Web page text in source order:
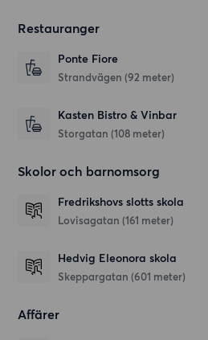
Restauranger
Ponte Fiore
Strandvägen (92 meter)
Kasten Bistro & Vinbar
Storgatan (108 meter)
Skolor och barnomsorg
Fredrikshovs slotts skola
Lovisagatan (161 meter)
Hedvig Eleonora skola
Skeppargatan (601 meter)
Affärer